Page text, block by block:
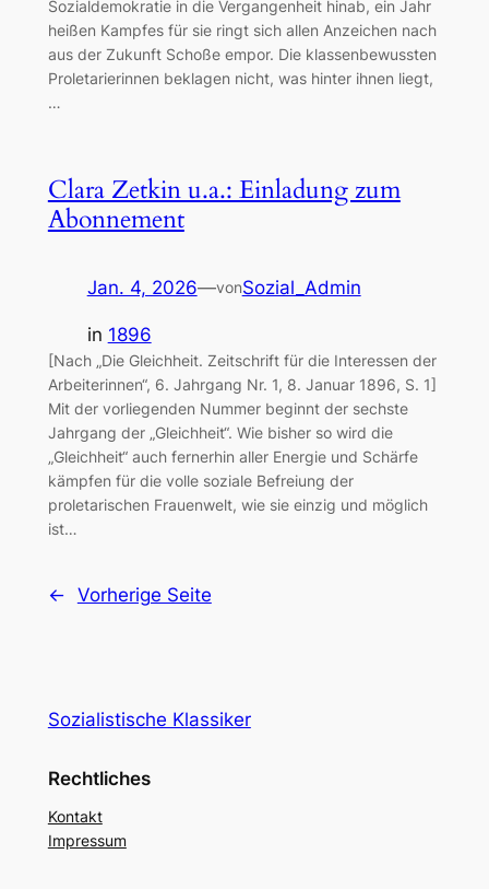
Sozialdemokratie in die Vergangenheit hinab, ein Jahr
heißen Kampfes für sie ringt sich allen Anzeichen nach
aus der Zukunft Schoße empor. Die klassenbewussten
Proletarierinnen beklagen nicht, was hinter ihnen liegt,
…
Clara Zetkin u.a.: Einladung zum
Abonnement
Jan. 4, 2026—vonSozial_Admin
in 1896
[Nach „Die Gleichheit. Zeitschrift für die Interessen der
Arbeiterinnen“, 6. Jahrgang Nr. 1, 8. Januar 1896, S. 1]
Mit der vorliegenden Nummer beginnt der sechste
Jahrgang der „Gleichheit“. Wie bisher so wird die
„Gleichheit“ auch fernerhin aller Energie und Schärfe
kämpfen für die volle soziale Befreiung der
proletarischen Frauenwelt, wie sie einzig und möglich
ist…
← Vorherige Seite
Sozialistische Klassiker
Rechtliches
Kontakt
Impressum